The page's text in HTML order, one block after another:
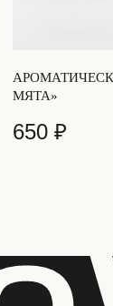
МЯТА»
650 ₽